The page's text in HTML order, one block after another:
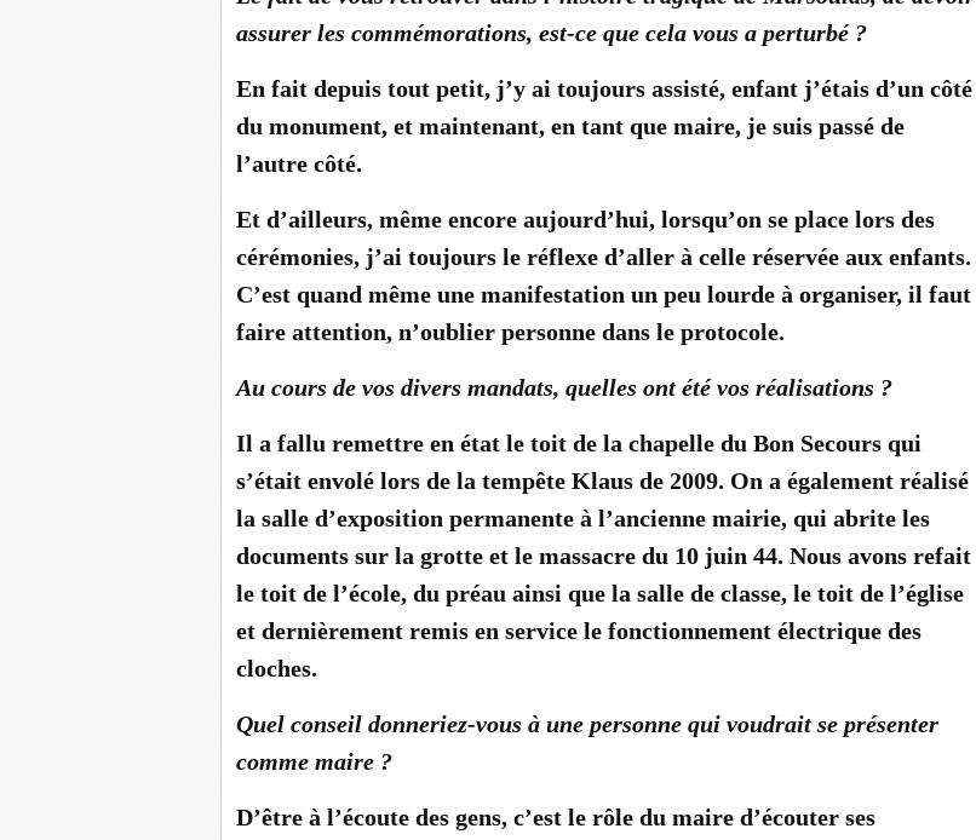
assurer les commémorations, est-ce que cela vous a perturbé ?
En fait depuis tout petit, j’y ai toujours assisté, enfant j’étais d’un côté
du monument, et maintenant, en tant que maire, je suis passé de
l’autre côté.
Et d’ailleurs, même encore aujourd’hui, lorsqu’on se place lors des
cérémonies, j’ai toujours le réflexe d’aller à celle réservée aux enfants.
C’est quand même une manifestation un peu lourde à organiser, il faut
faire attention, n’oublier personne dans le protocole.
Au cours de vos divers mandats, quelles ont été vos réalisations ?
Il a fallu remettre en état le toit de la chapelle du Bon Secours qui
s’était envolé lors de la tempête Klaus de 2009. On a également réalisé
la salle d’exposition permanente à l’ancienne mairie, qui abrite les
documents sur la grotte et le massacre du 10 juin 44. Nous avons refait
le toit de l’école, du préau ainsi que la salle de classe, le toit de l’église
et dernièrement remis en service le fonctionnement électrique des
cloches.
Quel conseil donneriez-vous à une personne qui voudrait se présenter
comme maire ?
D’être à l’écoute des gens, c’est le rôle du maire d’écouter ses